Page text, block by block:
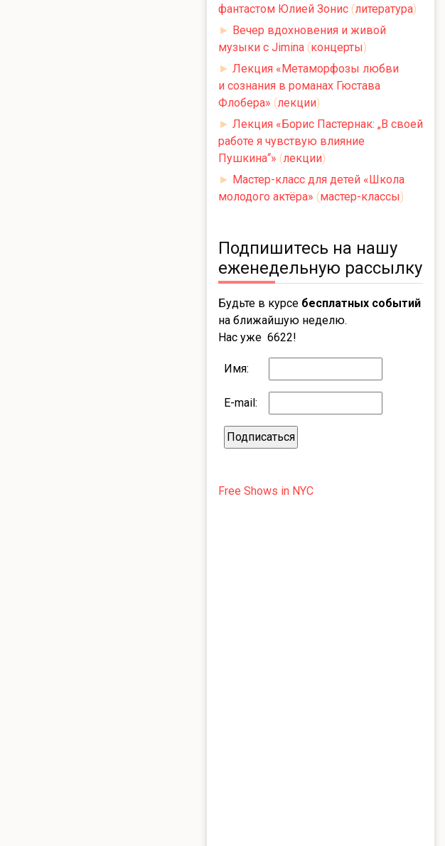
фантастом Юлией Зонис (литература)
► Вечер вдохновения и живой
музыки с Jimina (концерты)
► Лекция «Метаморфозы любви
и сознания в романах Гюстава
Флобера» (лекции)
► Лекция «Борис Пастернак: „В своей
работе я чувствую влияние
Пушкина“» (лекции)
► Мастер-класс для детей «Школа
молодого актёра» (мастер-классы)
Подпишитесь на нашу
еженедельную рассылку
Будьте в курсе бесплатных событий
на ближайшую неделю.
Нас уже 6622!
Имя:
E-mail:
Free Shows in NYC